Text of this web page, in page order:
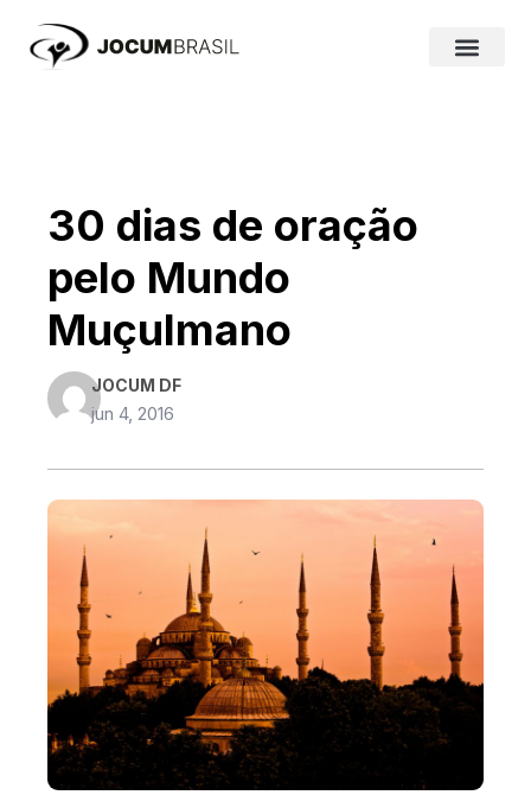
para
30 dias de oração
pelo Mundo
Muçulmano
JOCUM DF
jun 4, 2016